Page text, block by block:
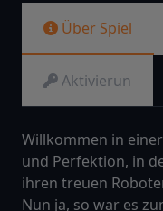
Über Spiel
Aktivierun
Willkommen in
und Perfektion, in
ihren treuen
Nun ja, so war es